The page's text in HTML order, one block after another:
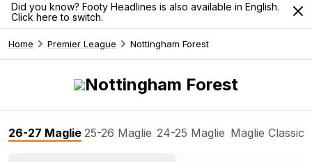
Did you know? Footy Headlines is also available in English.
Click here to switch.
Home Premier League Nottingham Forest
Nottingham Forest
26-27 Maglie 25-26 Maglie 24-25 Maglie Maglie